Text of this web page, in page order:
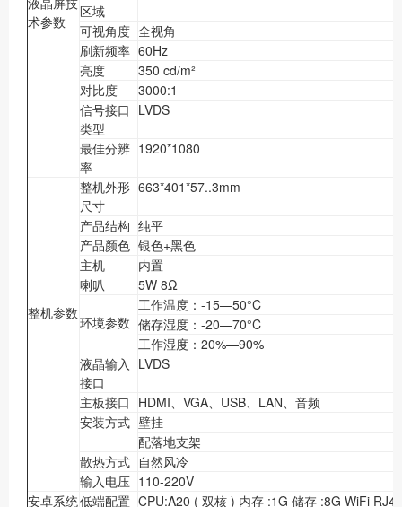
术参数
区域
可视角度 全视角
刷新频率 60Hz
亮度
350 cd/m²
对比度
3000:1
信号接口
类型
LVDS
最佳分辨
率
1920*1080
整机参数
整机外形
尺寸
663*401*57..3mm
产品结构 纯平
产品颜色 银色+黑色
主机
内置
喇叭
5W 8Ω
环境参数
工作温度：-15—50°C
储存湿度：-20—70°C
工作湿度：20%—90%
液晶输入
接口
LVDS
主板接口 HDMI、VGA、USB、LAN、音频
安装方式 壁挂
配落地支架
散热方式 自然风冷
输入电压 110-220V
安卓系统低端配置 CPU:A20 ( 双核 ) 内存 :1G 储存 :8G WiFi RJ45